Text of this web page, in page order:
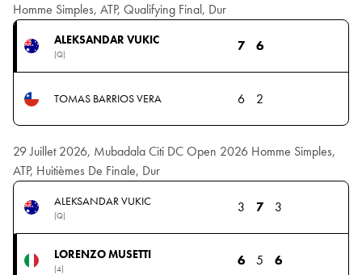
Homme Simples, ATP, Qualifying Final, Dur
ALEKSANDAR VUKIC
(Q)
7 6
TOMAS BARRIOS VERA 6 2
29 Juillet 2026, Mubadala Citi DC Open 2026 Homme Simples,
ATP, Huitièmes De Finale, Dur
ALEKSANDAR VUKIC
(Q)
3 7 3
LORENZO MUSETTI
(4)
6 5 6